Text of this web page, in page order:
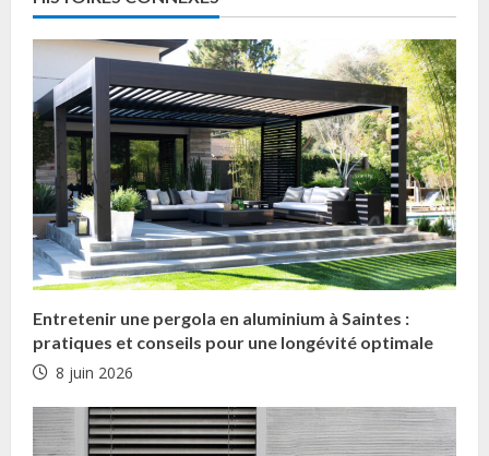
n
t
i
n
u
e
R
e
a
d
Entretenir une pergola en aluminium à Saintes :
pratiques et conseils pour une longévité optimale
8 juin 2026